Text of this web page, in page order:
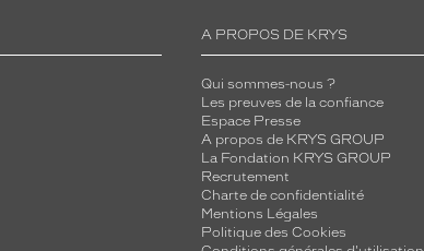
A PROPOS DE KRYS
Qui sommes-nous ?
Les preuves de la confiance
Espace Presse
A propos de KRYS GROUP
La Fondation KRYS GROUP
Recrutement
Charte de confidentialité
Mentions Légales
Politique des Cookies